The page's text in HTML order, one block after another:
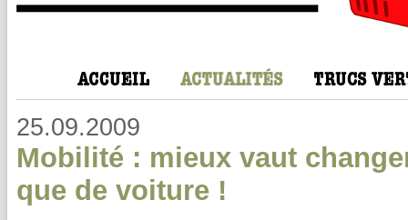
25.09.2009
Mobilité : mieux vaut
que de voiture !